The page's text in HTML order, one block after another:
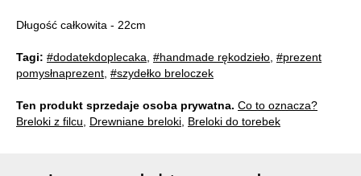
Długość całkowita - 22cm
Tagi: #dodatekdoplecaka #handmade rękodzieło #prezent
pomysłnaprezent #szydełko breloczek
Ten produkt sprzedaje osoba prywatna. Co to oznacza?
Breloki z filcu
Drewniane breloki Breloki do torebek